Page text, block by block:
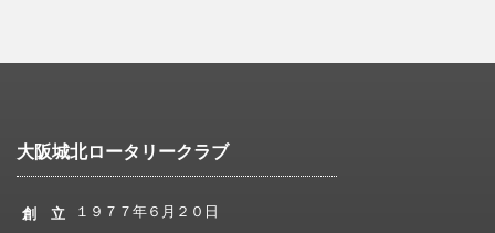
大阪城北ロータリークラブ
創 立
１９７７年６月２０日